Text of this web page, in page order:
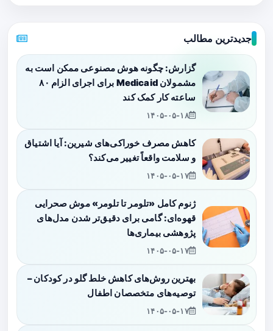
جدیدترین مطالب
گزارش: چگونه هوش مصنوعی ممکن است به
مشمولان Medicaid برای اجرای الزام ۸۰
ساعته کار کمک کند
۱۴۰۵-۰۵-۱۸
کاهش مصرف خوراکی‌های شیرین: آیا اشتیاق
و سلامت واقعاً تغییر می‌کند؟
۱۴۰۵-۰۵-۱۷
ژنوم کامل «تلومر تا تلومر» موش صحرایی
قهوه‌ای: گامی برای دقیق‌تر شدن مدل‌های
پژوهشی بیماری‌ها
۱۴۰۵-۰۵-۱۷
بهترین روش‌های کاهش خلط گلو در کودکان –
توصیه‌های متخصصان اطفال
۱۴۰۵-۰۵-۱۷